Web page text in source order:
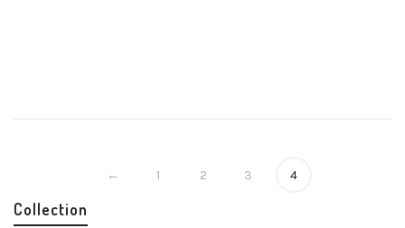
← 1 2 3 4
Collection